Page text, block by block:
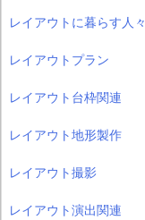
レイアウトに暮らす人々
レイアウトプラン
レイアウト台枠関連
レイアウト地形製作
レイアウト撮影
レイアウト演出関連